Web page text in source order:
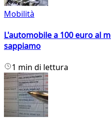
Mobilità
L'automobile a 100 euro al
sappiamo
1 min di lettura